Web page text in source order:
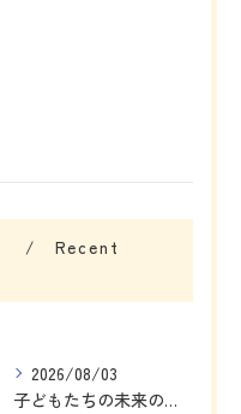
Recent
2026/08/03
子どもたちの未来のために、私にできることを考えました☺️